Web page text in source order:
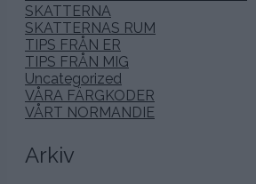
SKATTERNA
SKATTERNAS RUM
TIPS FRÅN ER
TIPS FRÅN MIG
Uncategorized
VÅRA FÄRGKODER
VÅRT NORMANDIE
Arkiv